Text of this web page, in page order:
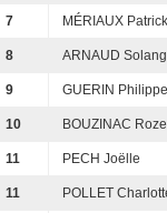
7 MÉRIAUX Patrick
8 ARNAUD
9 GUERIN Philippe
10 BOUZINAC
11 PECH Joëlle
11 POLLET